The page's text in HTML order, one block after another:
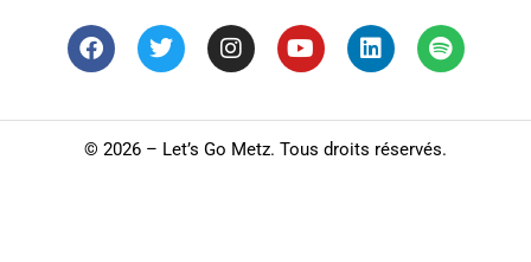
© 2026 – Let’s Go Metz. Tous droits réservés.